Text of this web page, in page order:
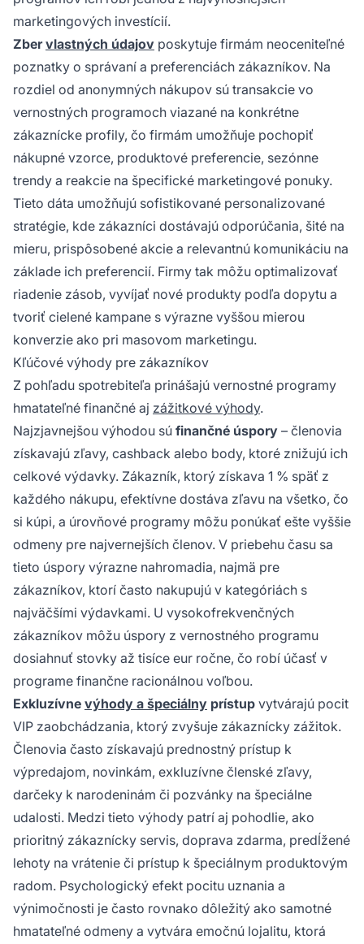
marketingových investícií.
Zbervlastných údajov poskytuje firmám neoceniteľné
poznatky o správaní a preferenciách zákazníkov. Na
rozdiel od anonymných nákupov sú transakcie vo
vernostných programoch viazané na konkrétne
zákaznícke profily, čo firmám umožňuje pochopiť
nákupné vzorce, produktové preferencie, sezónne
trendy a reakcie na špecifické marketingové ponuky.
Tieto dáta umožňujú sofistikované personalizované
stratégie, kde zákazníci dostávajú odporúčania, šité na
mieru, prispôsobené akcie a relevantnú komunikáciu na
základe ich preferencií. Firmy tak môžu optimalizovať
riadenie zásob, vyvíjať nové produkty podľa dopytu a
tvoriť cielené kampane s výrazne vyššou mierou
konverzie ako pri masovom marketingu.
Kľúčové výhody pre zákazníkov
Z pohľadu spotrebiteľa prinášajú vernostné programy
hmatateľné finančné aj zážitkové výhody.
Najzjavnejšou výhodou sú finančné úspory – členovia
získavajú zľavy, cashback alebo body, ktoré znižujú ich
celkové výdavky. Zákazník, ktorý získava 1 % späť z
každého nákupu, efektívne dostáva zľavu na všetko, čo
si kúpi, a úrovňové programy môžu ponúkať ešte vyššie
odmeny pre najvernejších členov. V priebehu času sa
tieto úspory výrazne nahromadia, najmä pre
zákazníkov, ktorí často nakupujú v kategóriách s
najväčšími výdavkami. U vysokofrekvenčných
zákazníkov môžu úspory z vernostného programu
dosiahnuť stovky až tisíce eur ročne, čo robí účasť v
programe finančne racionálnou voľbou.
Exkluzívne výhody a špeciálny prístup vytvárajú pocit
VIP zaobchádzania, ktorý zvyšuje zákaznícky zážitok.
Členovia často získavajú prednostný prístup k
výpredajom, novinkám, exkluzívne členské zľavy,
darčeky k narodeninám či pozvánky na špeciálne
udalosti. Medzi tieto výhody patrí aj pohodlie, ako
prioritný zákaznícky servis, doprava zdarma, predĺžené
lehoty na vrátenie či prístup k špeciálnym produktovým
radom. Psychologický efekt pocitu uznania a
výnimočnosti je často rovnako dôležitý ako samotné
hmatateľné odmeny a vytvára emočnú lojalitu, ktorá